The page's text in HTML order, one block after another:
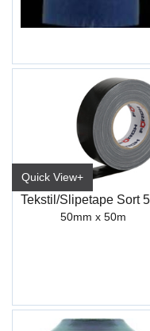
Quick View+
50mm x 50m